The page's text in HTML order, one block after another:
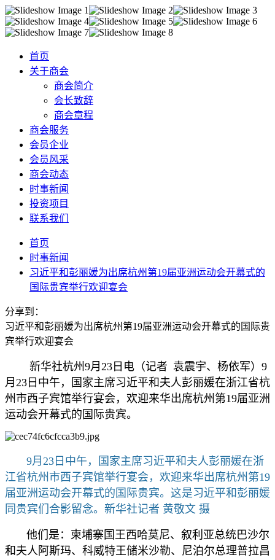
首页
关于商会
商会简介
会长致辞
商会章程
商会服务
会员企业
会员风采
商会动态
时事新闻
投资项目
联系我们
首页
时事新闻
习近平和彭丽媛为出席杭州第19届亚洲运动会开幕式的
国际贵宾举行欢迎宴会
分享到：
习近平和彭丽媛为出席杭州第19届亚洲运动会开幕式的国际贵
宾举行欢迎宴会
新华社杭州9月23日电（记者 袁震宇、杨依军）9
月23日中午，国家主席习近平和夫人彭丽媛在浙江省杭
州市西子宾馆举行宴会，欢迎来华出席杭州第19届亚洲
运动会开幕式的国际贵宾。
9月23日中午，国家主席习近平和夫人彭丽媛在浙
江省杭州市西子宾馆举行宴会，欢迎来华出席杭州第19
届亚洲运动会开幕式的国际贵宾。这是习近平和彭丽媛
同贵宾们合影留念。新华社记者 黄敬文 摄
他们是：柬埔寨国王西哈莫尼、叙利亚总统巴沙尔
和夫人阿斯玛、科威特王储米沙勒、尼泊尔总理普拉昌